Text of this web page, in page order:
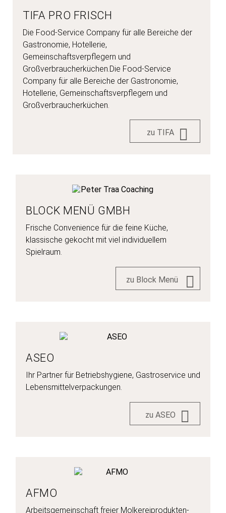
TIFA PRO FRISCH
Die Food-Service Company für alle Bereiche der
Gastronomie, Hotellerie,
Gemeinschaftsverpflegern und
Großverbraucherküchen.Die Food-Service
Company für alle Bereiche der Gastronomie,
Hotellerie, Gemeinschaftsverpflegern und
Großverbraucherküchen.
zu TIFA
BLOCK MENÜ GMBH
Frische Convenience für die feine Küche,
klassische gekocht mit viel individuellem
Spielraum.
zu Block Menü
ASEO
Ihr Partner für Betriebshygiene, Gastroservice und
Lebensmittelverpackungen.
zu ASEO
AFMO
Arbeitsgemeinschaft freier Molkereiprodukten-